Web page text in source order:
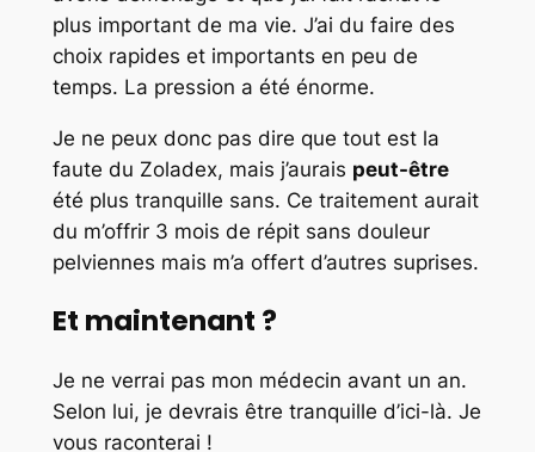
plus important de ma vie. J’ai du faire des
choix rapides et importants en peu de
temps. La pression a été énorme.
Je ne peux donc pas dire que tout est la
faute du Zoladex, mais j’aurais peut-être
été plus tranquille sans. Ce traitement aurait
du m’offrir 3 mois de répit sans douleur
pelviennes mais m’a offert d’autres suprises.
Et maintenant ?
Je ne verrai pas mon médecin avant un an.
Selon lui, je devrais être tranquille d’ici-là. Je
vous raconterai !